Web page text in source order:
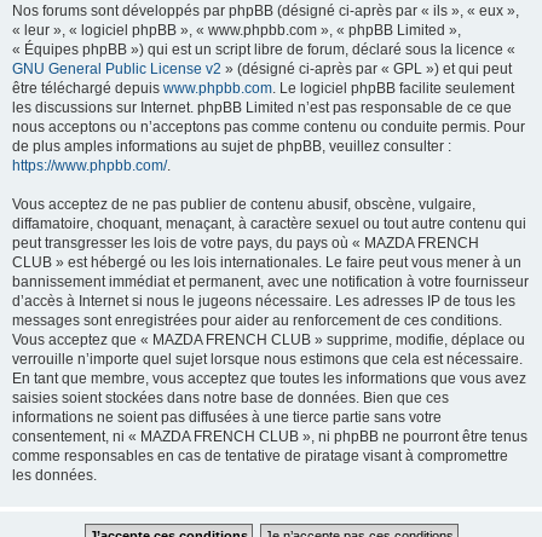
Nos forums sont développés par phpBB (désigné ci-après par « ils », « eux »,
« leur », « logiciel phpBB », « www.phpbb.com », « phpBB Limited »,
« Équipes phpBB ») qui est un script libre de forum, déclaré sous la licence «
GNU General Public License v2 » (désigné ci-après par « GPL ») et qui peut
être téléchargé depuis www.phpbb.com . Le logiciel phpBB facilite seulement
les discussions sur Internet. phpBB Limited n’est pas responsable de ce que
nous acceptons ou n’acceptons pas comme contenu ou conduite permis. Pour
de plus amples informations au sujet de phpBB, veuillez consulter :
https://www.phpbb.com/.
Vous acceptez de ne pas publier de contenu abusif, obscène, vulgaire,
diffamatoire, choquant, menaçant, à caractère sexuel ou tout autre contenu qui
peut transgresser les lois de votre pays, du pays où « MAZDA FRENCH
CLUB » est hébergé ou les lois internationales. Le faire peut vous mener à un
bannissement immédiat et permanent, avec une notification à votre fournisseur
d’accès à Internet si nous le jugeons nécessaire. Les adresses IP de tous les
messages sont enregistrées pour aider au renforcement de ces conditions.
Vous acceptez que « MAZDA FRENCH CLUB » supprime, modifie, déplace ou
verrouille n’importe quel sujet lorsque nous estimons que cela est nécessaire.
En tant que membre, vous acceptez que toutes les informations que vous avez
saisies soient stockées dans notre base de données. Bien que ces
informations ne soient pas diffusées à une tierce partie sans votre
consentement, ni « MAZDA FRENCH CLUB », ni phpBB ne pourront être tenus
comme responsables en cas de tentative de piratage visant à compromettre
les données.